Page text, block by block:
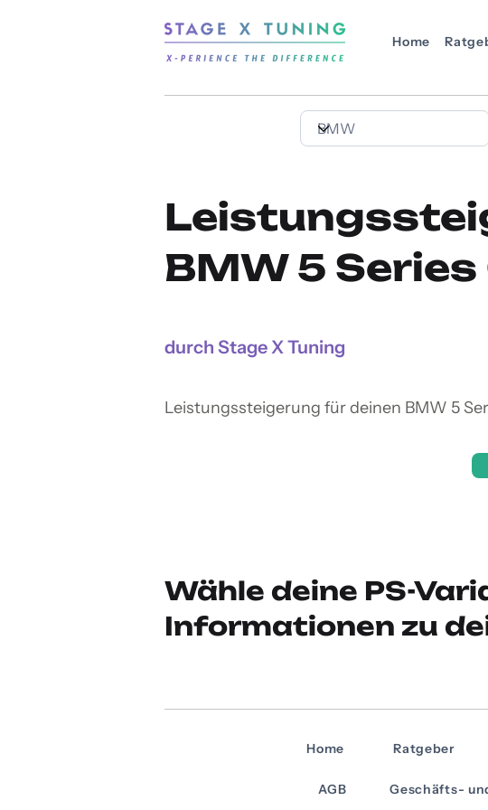
Home
BMW 5
durch Stage X Tuning
Leistungssteigerung für deinen BMW 5
Wähle deine PS-
Informationen zu
Home Ratgeber
AGB Geschäfts-